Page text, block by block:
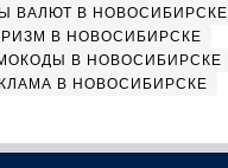
ВАЛЮТ В НОВОСИБИРСКЕ
В НОВОСИБИРСКЕ
В НОВОСИБИРСКЕ
В НОВОСИБИРСКЕ